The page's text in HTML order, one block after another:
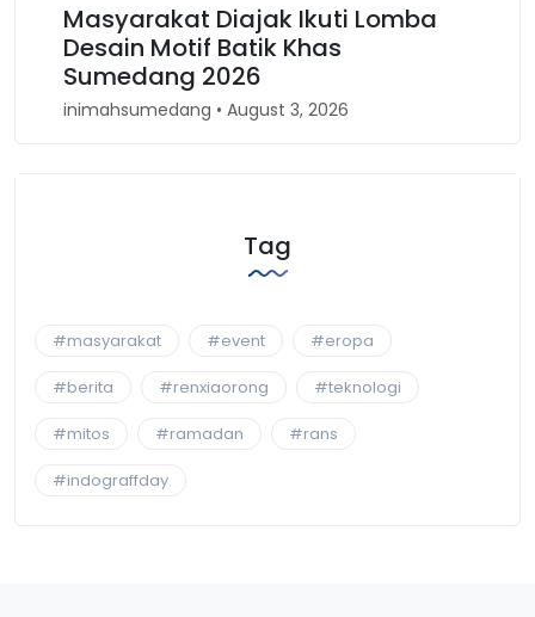
Diajak Ikuti Lomba
Batik Khas
2026
• August 3, 2026
Karnaval
Kembali Spirit
inimahsumedang • April
Tag
#masyarakat #event #eropa
#berita #renxiaorong #teknologi
#mitos #ramadan #rans
#indograffday